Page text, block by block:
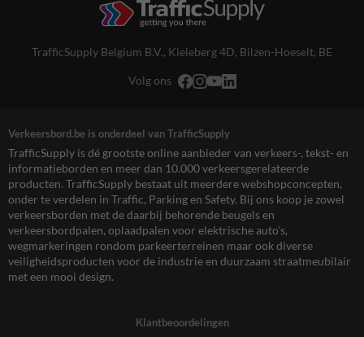
TrafficSupply Belgium B.V., Kieleberg 4D, Bilzen-Hoeselt, BE
Volg ons
Verkeersbord.be is onderdeel van TrafficSupply
TrafficSupply is dé grootste online aanbieder van verkeers-, tekst- en
informatieborden en meer dan 10.000 verkeersgerelateerde
producten. TrafficSupply bestaat uit meerdere webshopconcepten,
onder te verdelen in Traffic, Parking en Safety. Bij ons koop je zowel
verkeersborden met de daarbij behorende beugels en
verkeersbordpalen, oplaadpalen voor elektrische auto’s,
wegmarkeringen rondom parkeerterreinen maar ook diverse
veiligheidsproducten voor de industrie en duurzaam straatmeubilair
met een mooi design.
Klantbeoordelingen